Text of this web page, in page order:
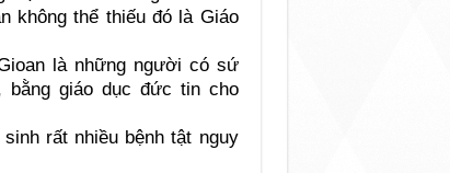
không thể thiếu đó là Giáo
là những người có sứ
bằng giáo dục đức tin cho
rất nhiều bệnh tật nguy